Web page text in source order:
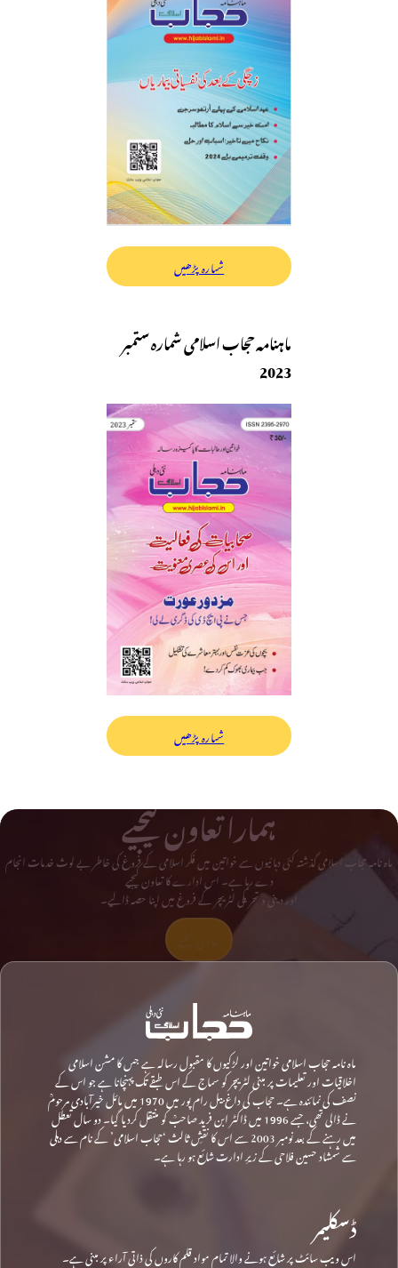
شمارہ پڑھیں
ماہنامہ حجاب اسلامی شمارہ ستمبر
2023
شمارہ پڑھیں
ہمارا تعاون کیجیے
ماہ نامہ حجاب اسلامی گذشتہ کئی دہائیوں سے خواتین میں فکر اسلامی کے فروغ کی خاطر بے لوث خدمات انجام
دے رہا ہے۔ اس ادارے کا تعاون کیجیے
اور دینی و تحریکی لٹریچر کے فروغ میں اپنا حصہ ڈالیے۔
ماہ نامہ حجاب اسلامی خواتین اور لڑکیوں کا مقبول رسالہ ہے جس کا مشن اسلامی
اخلاقیات اور تعلیمات پر مبنی لٹریچر کو سماج کے اس طبقے تک پہنچانا ہے جو اس کے
نصف کی نمائندہ ہے۔ حجاب کی داغ بیل رام پور میں 1970 میں مائل خیرآبادی مرحومؒ
نے ڈالی تھی، جسے 1996 میں ڈاکٹر ابن فرید صاحبؒ کو منتقل کردیا گیا۔ دو سال تعطل
میں رہنے کے بعد نومبر 2003 سے اس کا نقشِ ثالث ‘حجاب اسلامی’ کے نام سے دہلی
سے شمشاد حسین فلاحی کے زیرِ ادارت شائع ہو رہا ہے۔
ڈسکلیمر
اس ویب سائٹ پر شائع ہونے والا تمام مواد قلم کاروں کی ذاتی آراء پر مبنی ہے۔